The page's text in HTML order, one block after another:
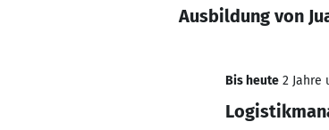
Ausbildung von
Bis heute 2 Jahre